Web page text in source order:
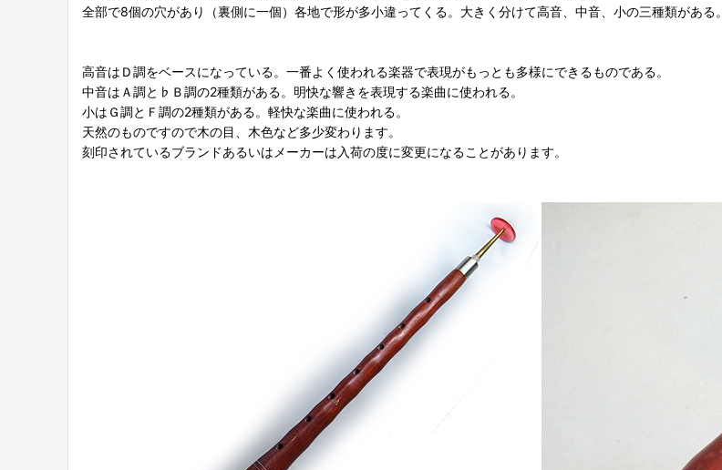
全部で8個の穴があり（裏側に一個）各地で形が多小違ってくる。大きく分けて高音、中音、小の三種類がある。
高音はＤ調をベースになっている。一番よく使われる楽器で表現がもっとも多様にできるものである。
中音はＡ調と♭Ｂ調の2種類がある。明快な響きを表現する楽曲に使われる。
小はＧ調とＦ調の2種類がある。軽快な楽曲に使われる。
天然のものですので木の目、木色など多少変わります。
刻印されているブランドあるいはメーカーは入荷の度に変更になることがあります。